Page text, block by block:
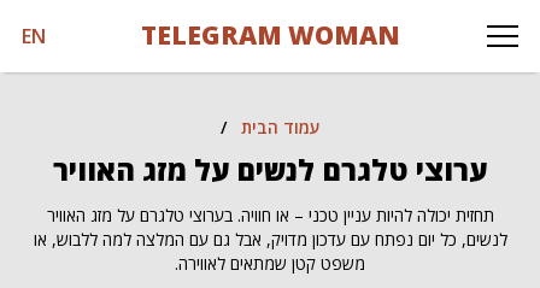
TELEGRAM WOMAN
EN
עמוד הבית /
ערוצי טלגרם לנשים על מזג האוויר
תחזית יכולה להיות עניין טכני – או חוויה. בערוצי טלגרם על מזג האוויר
לנשים, כל יום נפתח עם עדכון מדויק, אבל גם עם המלצה למה ללבוש, או
משפט קטן שמתאים לאווירה.